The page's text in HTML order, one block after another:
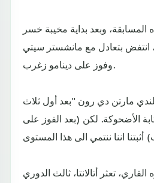
المسابقة، وبعد بداية مخيبة خسر
انتفض بتعادل مع مانشستر سيتي
وفوز على دينامو زغرب.
مارتن دي رون "بعد أول ثلاث
الأضحوكة. لكن (بعد الفوز على
تعثر أتالانتا، ثالث الدوري